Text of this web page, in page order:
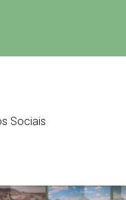
Sociais